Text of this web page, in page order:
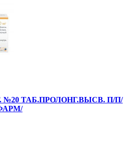
№20 ТАБ.ПРОЛОНГ.ВЫСВ. П/П/